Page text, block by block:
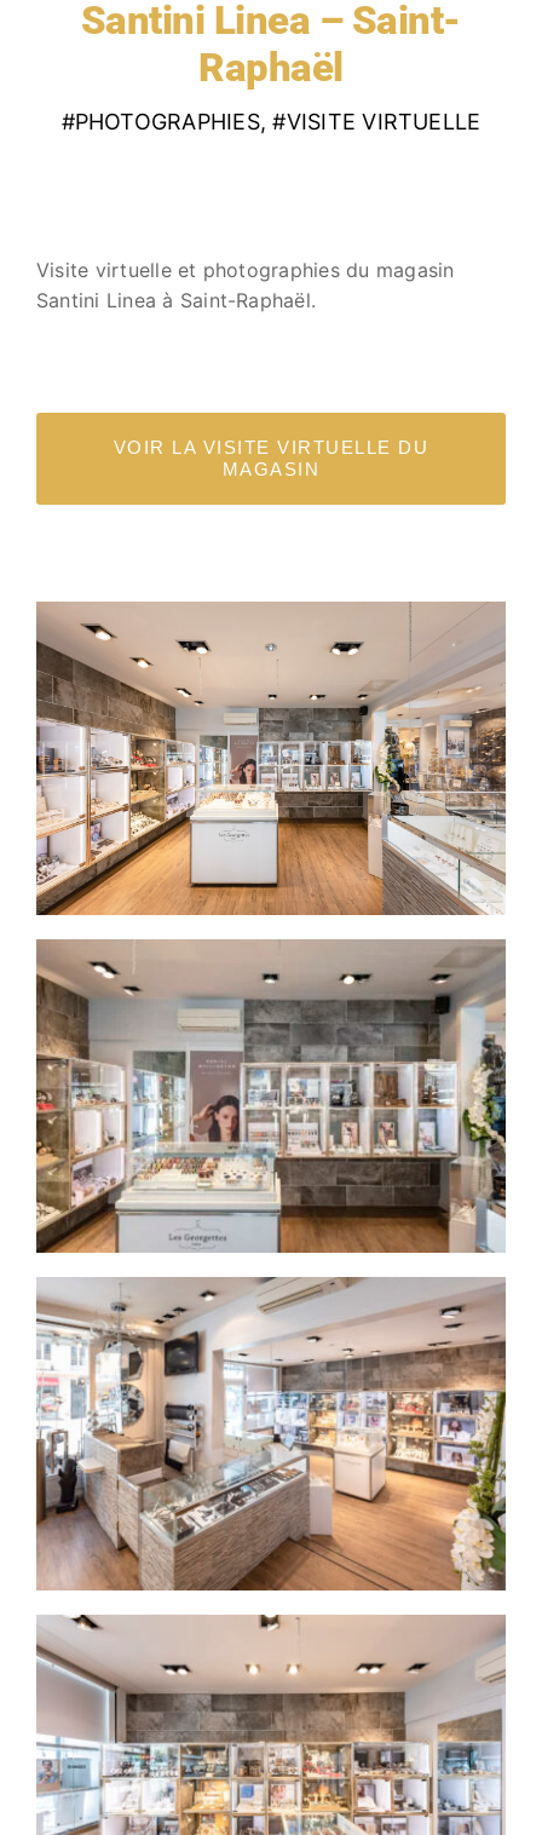
Santini Linea – Saint-
Raphaël
#PHOTOGRAPHIES,#VISITE VIRTUELLE
Visite virtuelle et photographies du magasin
Santini Linea à Saint-Raphaël.
VOIR LA VISITE VIRTUELLE DU
MAGASIN